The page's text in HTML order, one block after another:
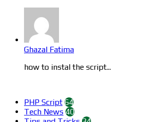
Ghazal Fatima
how to instal the script...
PHP Script 64
Tech News 40